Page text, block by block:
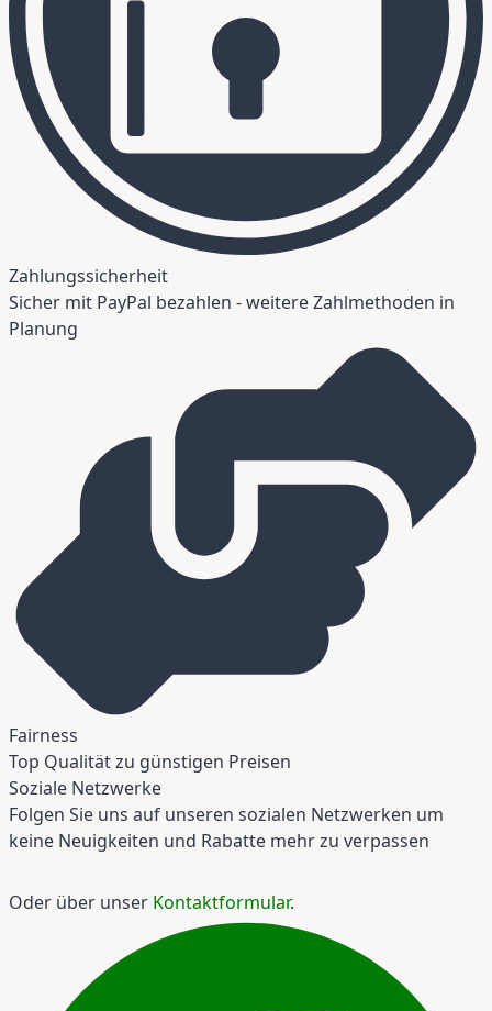
Zahlungssicherheit
Sicher mit PayPal bezahlen - weitere Zahlmethoden in
Planung
Fairness
Top Qualität zu günstigen Preisen
Soziale Netzwerke
Folgen Sie uns auf unseren sozialen Netzwerken um
keine Neuigkeiten und Rabatte mehr zu verpassen
Oder über unser Kontaktformular.